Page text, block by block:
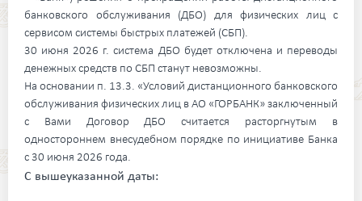
банковского обслуживания (ДБО) для физических лиц с
сервисом системы быстрых платежей (СБП).
30 июня 2026 г. система ДБО будет отключена и переводы
денежных средств по СБП станут невозможны.
На основании п. 13.3. «Условий дистанционного банковского
обслуживания физических лиц в АО «ГОРБАНК» заключенный
с Вами Договор ДБО считается расторгнутым в
одностороннем внесудебном порядке по инициативе Банка
с 30 июня 2026 года.
С вышеуказанной даты: